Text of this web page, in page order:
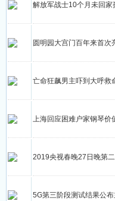
解放军战士10个月未回家
圆明园大宫门百年来首次
亡命狂飙男主吓到大呼救
上海回应困难户家钢琴价
2019央视春晚27日晚第
5G第三阶段测试结果公